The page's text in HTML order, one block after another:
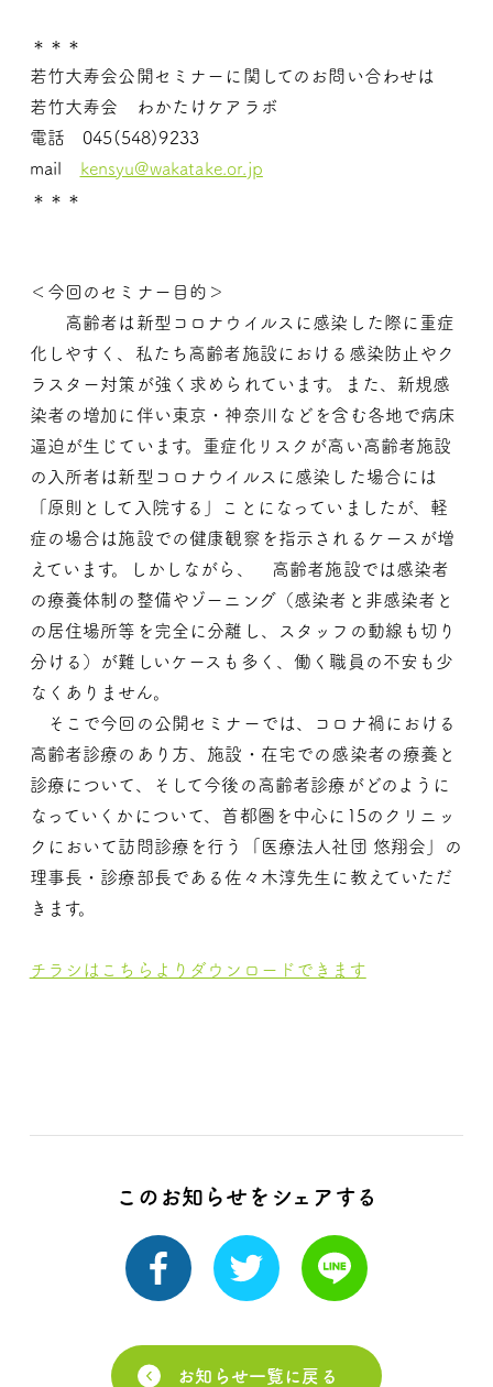
＊＊＊
若竹大寿会公開セミナーに関してのお問い合わせは
若竹大寿会 わかたけケアラボ
電話 045(548)9233
mail kensyu@wakatake.or.jp
＊＊＊
＜今回のセミナー目的＞
高齢者は新型コロナウイルスに感染した際に重症
化しやすく、 私たち高齢者施設における感染防止やク
ラスター対策が強く求めら れています。また、新規感
染者の増加に伴い東京・神奈川などを含 む各地で病床
逼迫が生じています。
重症化リスクが高い高齢者施設
の入所者は新型コロナウイルスに 感染した場合には
「原則として入院する」ことになっていました が、軽
症の場合は施設での健康観察を指示されるケースが増
えてい ます。しかしながら、 高齢者施設では感染者
の療養体制の整備や ゾーニング（感染者と非感染者と
の居住場所等を完全に分離し、ス タッフの動線も切り
分ける）が難しいケースも多く、働く職員の不安も少
なくありません。
そこで今回の公開セミナーでは、コロナ禍における
高齢者診療の あり方、施設・在宅での感染者の療養と
診療について、そして今後 の高齢者診療がどのように
なっていくかについて、首都圏を中心に 15のクリニッ
クにおいて訪問診療を行う「医療法人社団 悠翔会」
の
理事長・診療部長である佐々木淳先生に教えていただ
きます。
チラシはこちらよりダウンロードできます
このお知らせをシェアする
お知らせ一覧に戻る